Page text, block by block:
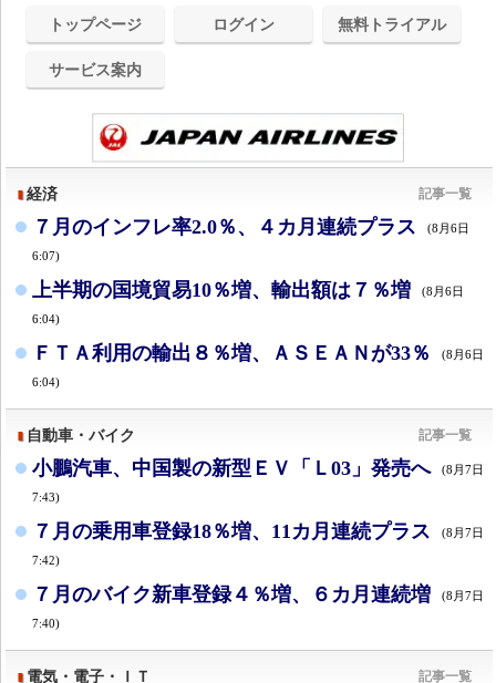
トップページ ログイン 無料トライアル
サービス案内
経済 記事一覧
７月のインフレ率2.0％、４カ月連続プラス (8月6日
6:07)
上半期の国境貿易10％増、輸出額は７％増 (8月6日
6:04)
ＦＴＡ利用の輸出８％増、ＡＳＥＡＮが33％ (8月6日
6:04)
自動車・バイク 記事一覧
小鵬汽車、中国製の新型ＥＶ「Ｌ03」発売へ (8月7日
7:43)
７月の乗用車登録18％増、11カ月連続プラス (8月7日
7:42)
７月のバイク新車登録４％増、６カ月連続増 (8月7日
7:40)
電気・電子・ＩＴ 記事一覧